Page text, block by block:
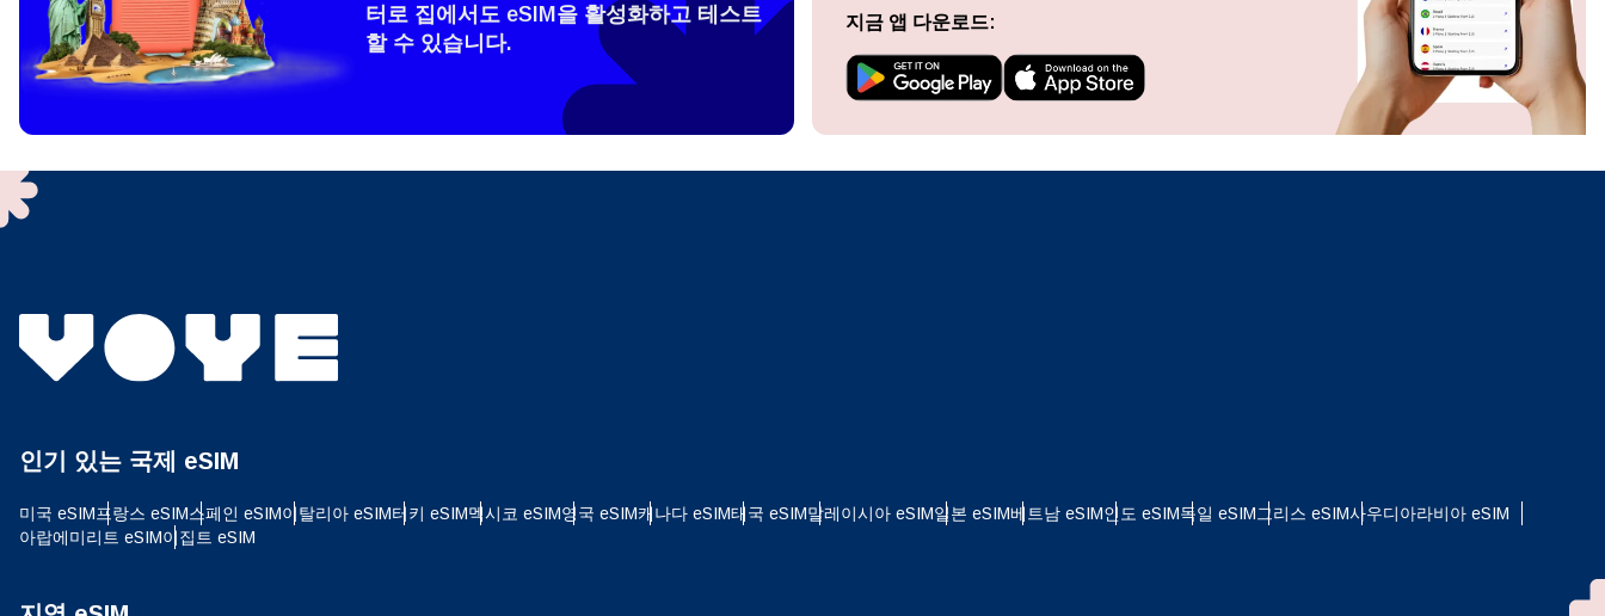
How do I get my eSim?
To get your eSIM, start by checking if your device supports eSIM
They will provide you with a QR code or activation details that you can scan
터로 집에서도 eSIM을 활성화하고 테스트
할 수 있습니다.
지금 앱 다운로드:
인기 있는 국제 eSIM
미국 eSIM프랑스 eSIM스페인 eSIM이탈리아 eSIM터키 eSIM멕시코 eSIM영국 eSIM캐나다 eSIM태국 eSIM말레이시아 eSIM일본 eSIM베트남 eSIM인도 eSIM독일 eSIM그리스 eSIM사우디아라비아 eSIM
아랍에미리트 eSIM이집트 eSIM
언어 선택: 로그인 또는 회원가입